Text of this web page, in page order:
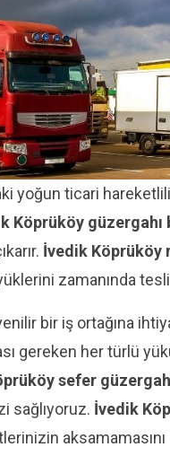
yoğun ticari
Köprüköy güzergahı
İvedik Köprüköy
zamanında
bir iş ortağına
gereken her türlü
sefer
sağlıyoruz. İvedik